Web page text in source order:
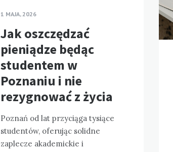
1 MAJA, 2026
Jak oszczędzać
pieniądze będąc
studentem w
Poznaniu i nie
rezygnować z życia
Poznań od lat przyciąga tysiące
studentów, oferując solidne
zaplecze akademickie i